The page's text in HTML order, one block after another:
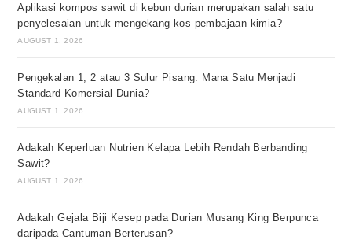
Aplikasi kompos sawit di kebun durian merupakan salah satu
penyelesaian untuk mengekang kos pembajaan kimia?
AUGUST 1, 2026
Pengekalan 1, 2 atau 3 Sulur Pisang: Mana Satu Menjadi
Standard Komersial Dunia?
AUGUST 1, 2026
Adakah Keperluan Nutrien Kelapa Lebih Rendah Berbanding
Sawit?
AUGUST 1, 2026
Adakah Gejala Biji Kesep pada Durian Musang King Berpunca
daripada Cantuman Berterusan?